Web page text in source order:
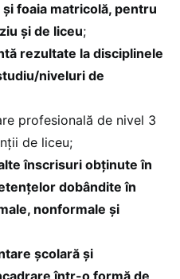
foaia matricolă, pentru
și de liceu;
rezultate la disciplinele
niveluri de
profesională de nivel 3
de liceu;
înscrisuri obținute în
dobândite în
nonformale și
școlară și